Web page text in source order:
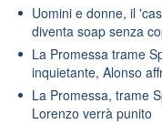
Uomini e donne, il
diventa soap senza
La Promessa trame
inquietante, Alonso
La Promessa, trame
Lorenzo verrà punito